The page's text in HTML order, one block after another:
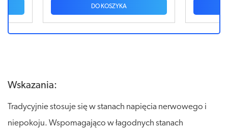
DO KOSZYKA
Wskazania:
Tradycyjnie stosuje się w stanach napięcia nerwowego i
niepokoju. Wspomagająco w łagodnych stanach